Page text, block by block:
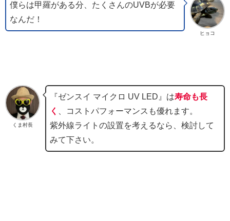
ヒョコ
僕らは甲羅がある分、たくさんのUVBが必要
なんだ！
くま村長
『ゼンスイ マイクロ UV LED』は寿命も長
く
、コストパフォーマンスも優れます。
紫外線ライトの設置を考えるなら、検討して
みて下さい。